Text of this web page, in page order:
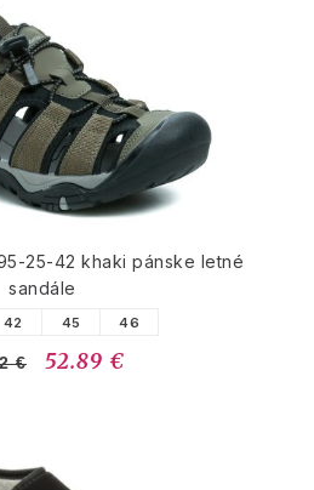
25-42 khaki pánske letné
sandále
42 45 46
€ 52.89 €